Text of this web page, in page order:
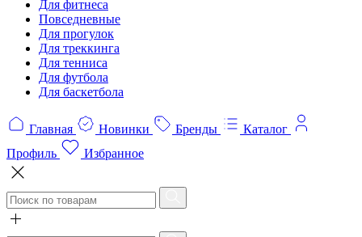
Для фитнеса
Повседневные
Для прогулок
Для треккинга
Для тенниса
Для футбола
Для баскетбола
Главная Новинки Бренды
Каталог
Профиль
Избранное